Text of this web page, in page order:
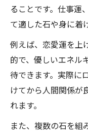
ることです。仕事運
て適した石や身に着
例えば、恋愛運を上
的で、優しいエネル
待できます。実際に
けてから人間関係が
れます。
また、複数の石を組